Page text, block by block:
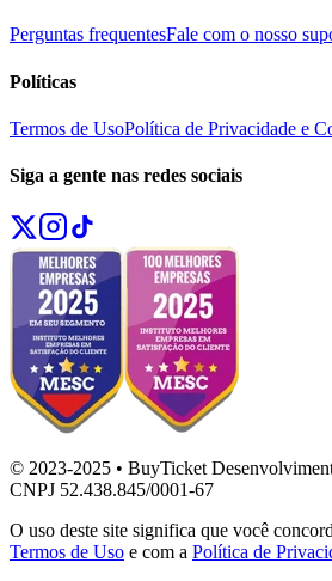
Perguntas frequentesFale com o nosso
Políticas
Termos de UsoPolítica de Privacidade e
Siga a gente nas redes sociais
© 2023-2025 • BuyTicket
CNPJ 52.438.845/0001-67
O uso deste site significa que você
Termos de Uso e com a Política de